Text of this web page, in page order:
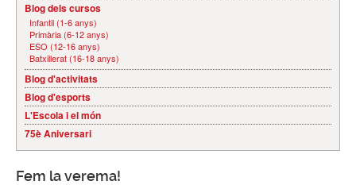
Blog dels cursos
Infantil (1-6 anys)
Primària (6-12 anys)
ESO (12-16 anys)
Batxillerat (16-18 anys)
Blog d'activitats
Blog d'esports
L'Escola i el món
75è Aniversari
Fem la verema!